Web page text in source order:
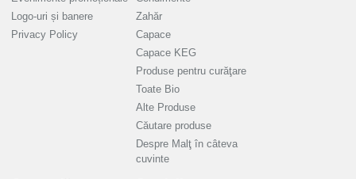
Logo-uri și banere
Privacy Policy
Zahăr
Capace
Capace KEG
Produse pentru curăţare
Toate Bio
Alte Produse
Căutare produse
Despre Malţ în câteva
cuvinte